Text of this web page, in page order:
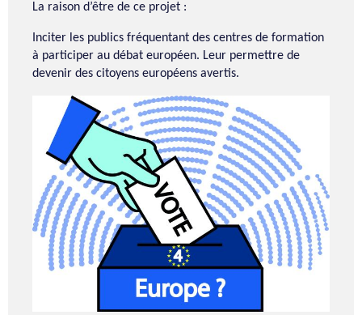
La raison d’être de ce projet :
Inciter les publics fréquentant des centres de formation
à participer au débat européen. Leur permettre de
devenir des citoyens européens avertis.